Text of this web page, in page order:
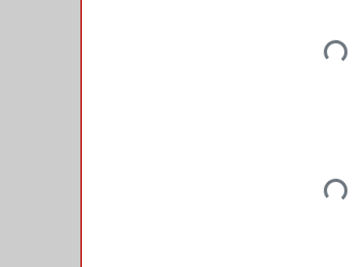
Loading...
Loading...